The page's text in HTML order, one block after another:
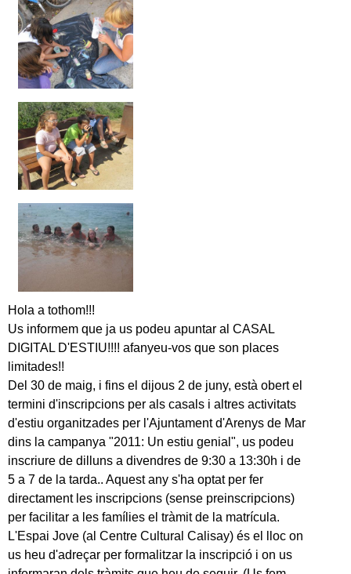
Hola a tothom!!!
Us informem que ja us podeu apuntar al CASAL
DIGITAL D'ESTIU!!!! afanyeu-vos que son places
limitades!!
Del 30 de maig, i fins el dijous 2 de juny, està obert el
termini d'inscripcions per als casals i altres activitats
d'estiu organitzades per l'Ajuntament d'Arenys de Mar
dins la campanya "2011: Un estiu genial", us podeu
inscriure de dilluns a divendres de 9:30 a 13:30h i de
5 a 7 de la tarda.. Aquest any s'ha optat per fer
directament les inscripcions (sense preinscripcions)
per facilitar a les famílies el tràmit de la matrícula.
L'Espai Jove (al Centre Cultural Calisay) és el lloc on
us heu d'adreçar per formalitzar la inscripció i on us